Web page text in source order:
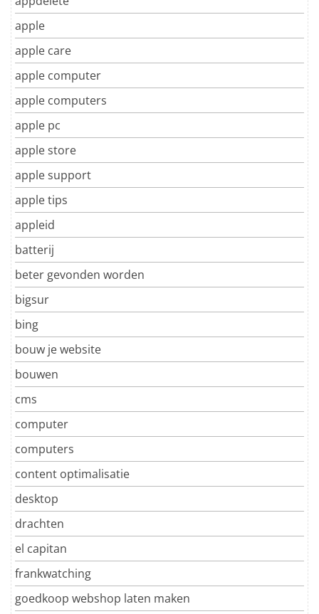
apple
apple care
apple computer
apple computers
apple pc
apple store
apple support
apple tips
appleid
batterij
beter gevonden worden
bigsur
bing
bouw je website
bouwen
cms
computer
computers
content optimalisatie
desktop
drachten
el capitan
frankwatching
goedkoop webshop laten maken